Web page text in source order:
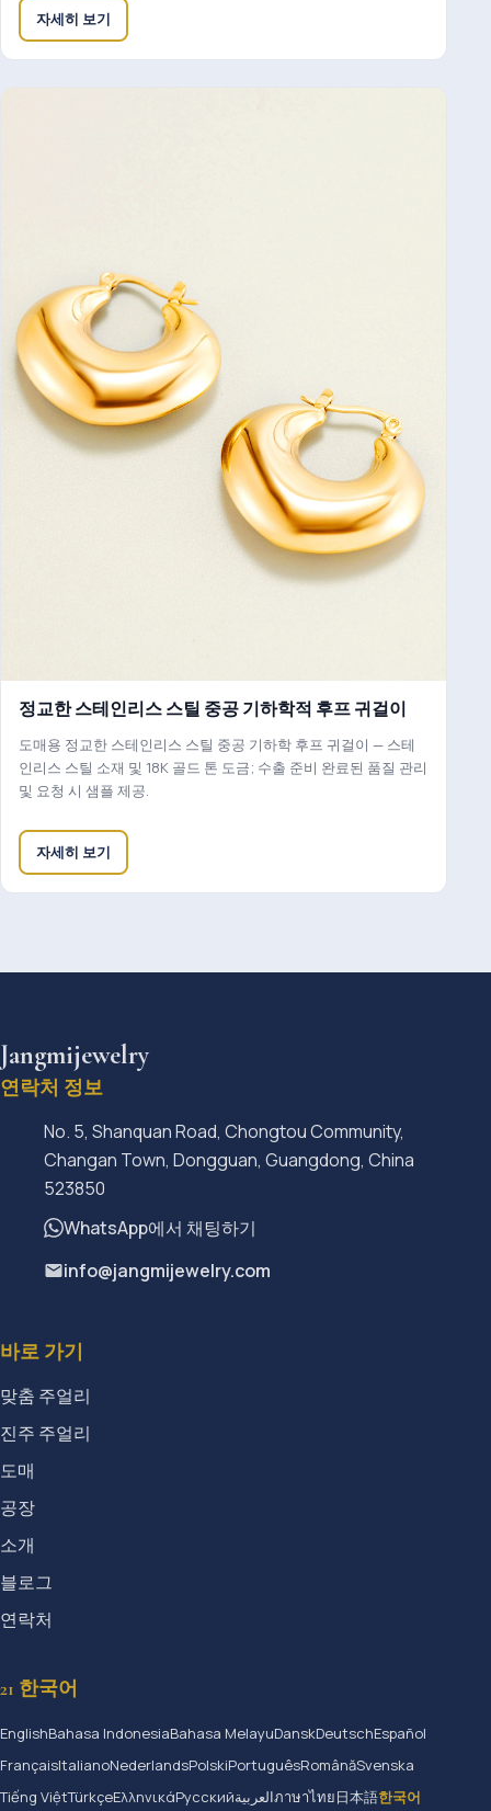
자세히 보기
정교한 스테인리스 스틸 중공 기하학적 후프 귀걸이
도매용 정교한 스테인리스 스틸 중공 기하학 후프 귀걸이 — 스테
인리스 스틸 소재 및 18K 골드 톤 도금; 수출 준비 완료된 품질 관리
및 요청 시 샘플 제공.
자세히 보기
Jangmijewelry
연락처 정보
No. 5, Shanquan Road, Chongtou Community,
Changan Town, Dongguan, Guangdong, China
523850
WhatsApp에서 채팅하기
info@jangmijewelry.com
바로 가기
맞춤 주얼리
진주 주얼리
도매
공장
소개
블로그
연락처
21 한국어
EnglishBahasa IndonesiaBahasa MelayuDanskDeutschEspañol
FrançaisItalianoNederlandsPolskiPortuguêsRomânăSvenska
Tiếng ViệtTürkçeΕλληνικάРусскийالعربيةภาษาไทย日本語한국어